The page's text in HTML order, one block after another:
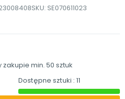
SKU: SE070611023
zakupie min. 50 sztuk
Dostępne sztuki : 11